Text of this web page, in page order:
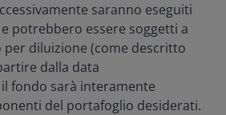
saranno eseguiti
potrebbero essere soggetti a
diluizione (come descritto
dalla data
fondo sarà interamente
del portafoglio desiderati.